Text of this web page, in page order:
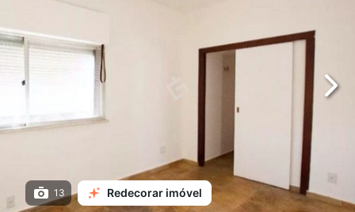
13 Redecorar imóvel